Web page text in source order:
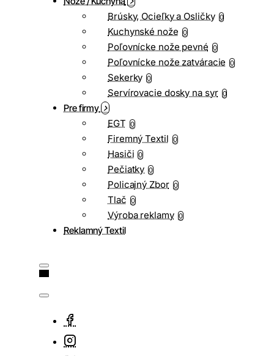
Brúsky, Ocieľky a Osličky 0
Kuchynské nože 0
Poľovnícke nože pevné 0
Poľovnícke nože zatváracie 0
Sekerky 0
Servírovacie dosky na syr 0
Pre firmy
EGT 0
Firemný Textil 0
Hasiči 0
Pečiatky 0
Policajný Zbor 0
Tlač 0
Výroba reklamy 0
Reklamný Textil